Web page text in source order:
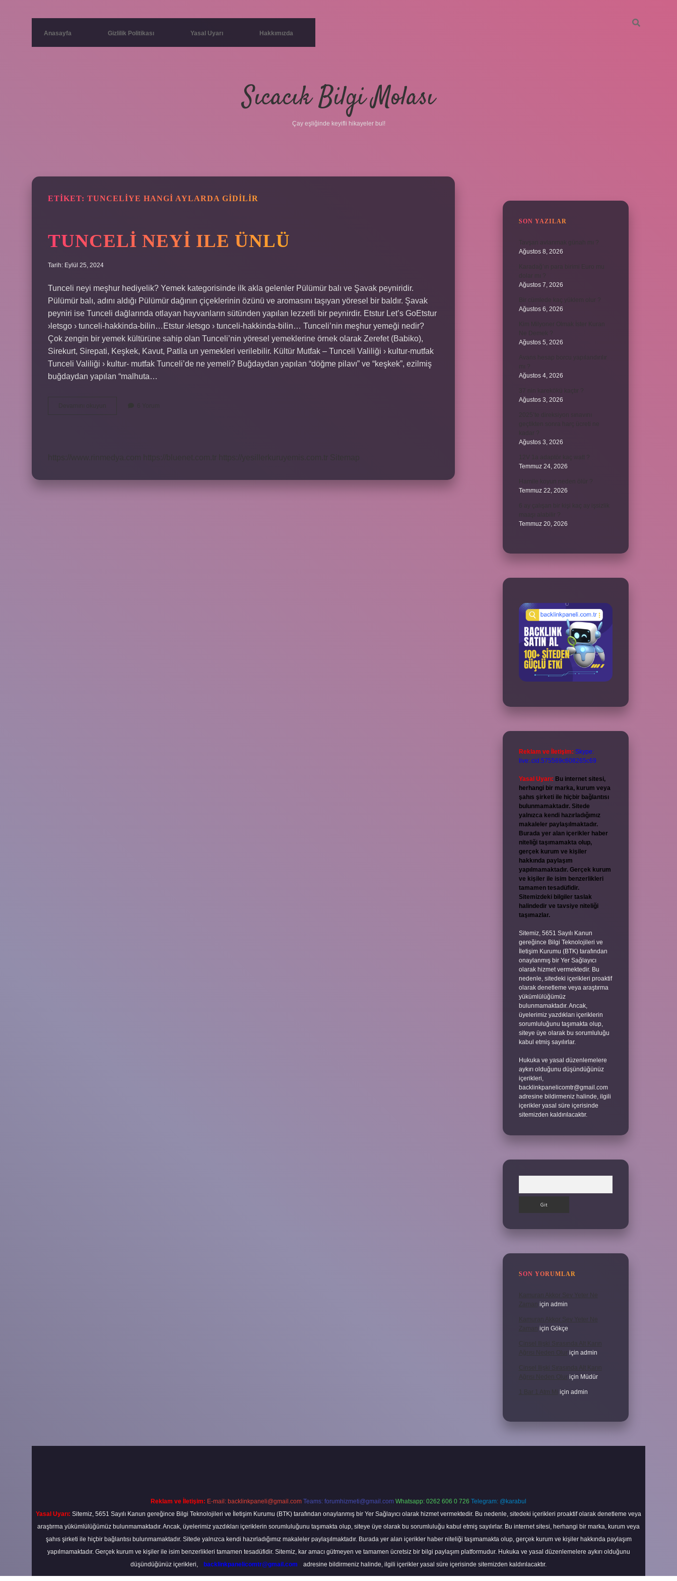
Anasayfa Gizlilik Politikası Yasal Uyarı Hakkımızda
Sıcacık Bilgi Molası
Çay eşliğinde keyifli hikayeler bul!
ETIKET: TUNCELIYE HANGI AYLARDA GIDILIR
TUNCELI NEYI ILE ÜNLÜ
Tarih: Eylül 25, 2024
Tunceli neyi meşhur hediyelik? Yemek kategorisinde ilk akla gelenler Pülümür balı ve Şavak peyniridir.
Pülümür balı, adını aldığı Pülümür dağının çiçeklerinin özünü ve aromasını taşıyan yöresel bir baldır. Şavak
peyniri ise Tunceli dağlarında otlayan hayvanların sütünden yapılan lezzetli bir peynirdir. Etstur Let’s GoEtstur
›letsgo › tunceli-hakkinda-bilin…Etstur ›letsgo › tunceli-hakkinda-bilin… Tunceli’nin meşhur yemeği nedir?
Çok zengin bir yemek kültürüne sahip olan Tunceli’nin yöresel yemeklerine örnek olarak Zerefet (Babiko),
Sirekurt, Sirepati, Keşkek, Kavut, Patila un yemekleri verilebilir. Kültür Mutfak – Tunceli Valiliği › kultur-mutfak
Tunceli Valiliği › kultur- mutfak Tunceli’de ne yemeli? Buğdaydan yapılan “döğme pilavı” ve “keşkek”, ezilmiş
buğdaydan yapılan “malhuta…
SON YAZILAR
Ağustos 8, 2026
Ağustos 7, 2026
Ağustos 6, 2026
Ağustos 5, 2026
Ağustos 4, 2026
Ağustos 3, 2026
Ağustos 3, 2026
Temmuz 24, 2026
Temmuz 22, 2026
Temmuz 20, 2026
Reklam ve İletişim: Skype:
live:.cid.575569c608265c69
Yasal Uyarı: Bu internet sitesi,
herhangi bir marka, kurum veya
şahıs şirketi ile hiçbir bağlantısı
bulunmamaktadır. Sitede
yalnızca kendi hazırladığımız
makaleler paylaşılmaktadır.
Burada yer alan içerikler haber
niteliği taşımamakta olup,
gerçek kurum ve kişiler
hakkında paylaşım
yapılmamaktadır. Gerçek kurum
ve kişiler ile isim benzerlikleri
tamamen tesadüfidir.
Sitemizdeki bilgiler taslak
halindedir ve tavsiye niteliği
taşımazlar.
Sitemiz, 5651 Sayılı Kanun
gereğince Bilgi Teknolojileri ve
İletişim Kurumu (BTK) tarafından
onaylanmış bir Yer Sağlayıcı
olarak hizmet vermektedir. Bu
nedenle, sitedeki içerikleri proaktif
olarak denetleme veya araştırma
yükümlülüğümüz
bulunmamaktadır. Ancak,
üyelerimiz yazdıkları içeriklerin
sorumluluğunu taşımakta olup,
siteye üye olarak bu sorumluluğu
kabul etmiş sayılırlar.
Hukuka ve yasal düzenlemelere
aykırı olduğunu düşündüğünüz
içerikleri,
backlinkpanelicomtr@gmail.com
adresine bildirmeniz halinde, ilgili
içerikler yasal süre içerisinde
sitemizden kaldırılacaktır.
SON YORUMLAR
Kamuran Akkor Sev Yeter Ne
Zaman için admin
Kamuran Akkor Sev Yeter Ne
Zaman için Gökçe
Cinsel Ilişki Sırasında Alt Karın
Ağrısı Neden Olur için admin
Cinsel Ilişki Sırasında Alt Karın
Ağrısı Neden Olur için Müdür
1 Bar 1 Atm Mi için admin
Reklam ve İletişim: E-mail: backlinkpaneli@gmail.com Teams: forumhizmeti@gmail.com Whatsapp: 0262 606 0 726 Telegram: @karabul
Yasal Uyarı: Sitemiz, 5651 Sayılı Kanun gereğince Bilgi Teknolojileri ve İletişim Kurumu (BTK) tarafından onaylanmış bir Yer Sağlayıcı olarak hizmet vermektedir. Bu nedenle, sitedeki içerikleri proaktif olarak denetleme veya
araştırma yükümlülüğümüz bulunmamaktadır. Ancak, üyelerimiz yazdıkları içeriklerin sorumluluğunu taşımakta olup, siteye üye olarak bu sorumluluğu kabul etmiş sayılırlar. Bu internet sitesi, herhangi bir marka, kurum veya
şahıs şirketi ile hiçbir bağlantısı bulunmamaktadır. Sitede yalnızca kendi hazırladığımız makaleler paylaşılmaktadır. Burada yer alan içerikler haber niteliği taşımamakta olup, gerçek kurum ve kişiler hakkında paylaşım
yapılmamaktadır. Gerçek kurum ve kişiler ile isim benzerlikleri tamamen tesadüfidir. Sitemiz, kar amacı gütmeyen ve tamamen ücretsiz bir bilgi paylaşım platformudur. Hukuka ve yasal düzenlemelere aykırı olduğunu
düşündüğünüz içerikleri,
backlinkpanelicomtr@gmail.com adresine bildirmeniz halinde, ilgili içerikler yasal süre içerisinde sitemizden kaldırılacaktır.